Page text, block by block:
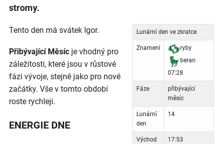
stromy.
Tento den má svátek Igor. Lunární den ve zkratce
Znamení
ryby
beran
07:28
Fáze
přibývající
měsíc
Lunární
den
14
Východ
17:53
Přibývající Měsíc je vhodný pro
záležitosti, které jsou v růstové
fázi vývoje, stejně jako pro nové
začátky. Vše v tomto období
roste rychleji.
ENERGIE DNE